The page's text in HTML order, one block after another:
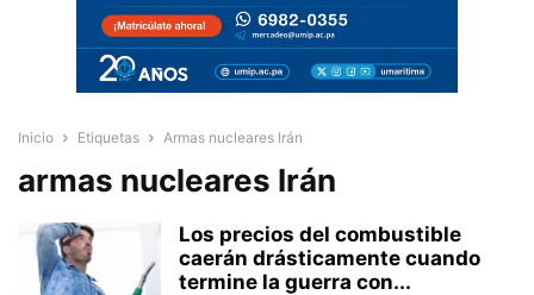
Inicio Etiquetas Armas nucleares Irán
armas nucleares Irán
Los precios del combustible
caerán drásticamente cuando
termine la guerra con...